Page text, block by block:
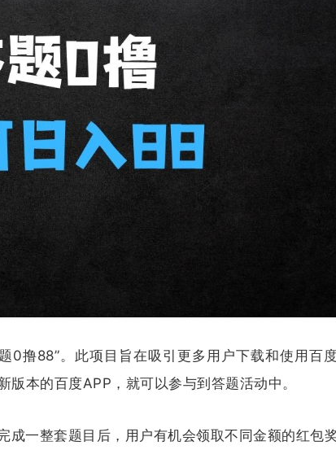
0撸88”。此项目旨在吸引更多用户下载和使用百
本的百度APP，就可以参与到答题活动中。
一整套题目后，用户有机会领取不同金额的红包